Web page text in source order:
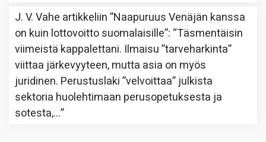
J. V. Vahe artikkeliin”Naapuruus Venäjän kanssa
on kuin lottovoitto suomalaisille”: “Täsmentäisin
viimeistä kappalettani. Ilmaisu ”tarveharkinta”
viittaa järkevyyteen, mutta asia on myös
juridinen. Perustuslaki ”velvoittaa” julkista
sektoria huolehtimaan perusopetuksesta ja
sotesta,…”